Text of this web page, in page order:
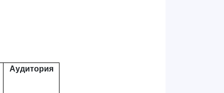
Аудитория